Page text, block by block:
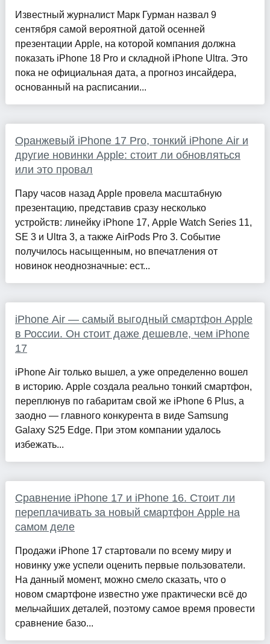
Известный журналист Марк Гурман назвал 9
сентября самой вероятной датой осенней
презентации Apple, на которой компания должна
показать iPhone 18 Pro и складной iPhone Ultra. Это
пока не официальная дата, а прогноз инсайдера,
основанный на расписании...
Оранжевый iPhone 17 Pro, тонкий iPhone Air и
другие новинки Apple: стоит ли обновляться
или это провал
Пару часов назад Apple провела масштабную
презентацию, представив сразу несколько
устройств: линейку iPhone 17, Apple Watch Series 11,
SE 3 и Ultra 3, а также AirPods Pro 3. Событие
получилось насыщенным, но впечатления от
новинок неоднозначные: ест...
iPhone Air — самый выгодный смартфон Apple
в России. Он стоит даже дешевле, чем iPhone
17
iPhone Air только вышел, а уже определенно вошел
в историю. Apple создала реально тонкий смартфон,
переплюнув по габаритам свой же iPhone 6 Plus, а
заодно — главного конкурента в виде Samsung
Galaxy S25 Edge. При этом компании удалось
избежать...
Сравнение iPhone 17 и iPhone 16. Стоит ли
переплачивать за новый смартфон Apple на
самом деле
Продажи iPhone 17 стартовали по всему миру и
новинку уже успели оценить первые пользователи.
На данный момент, можно смело сказать, что о
новом смартфоне известно уже практически всё до
мельчайших деталей, поэтому самое время провести
сравнение базо...